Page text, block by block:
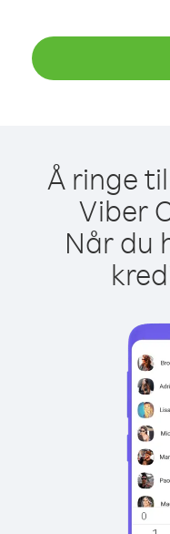
Å ringe
Viber
Når du